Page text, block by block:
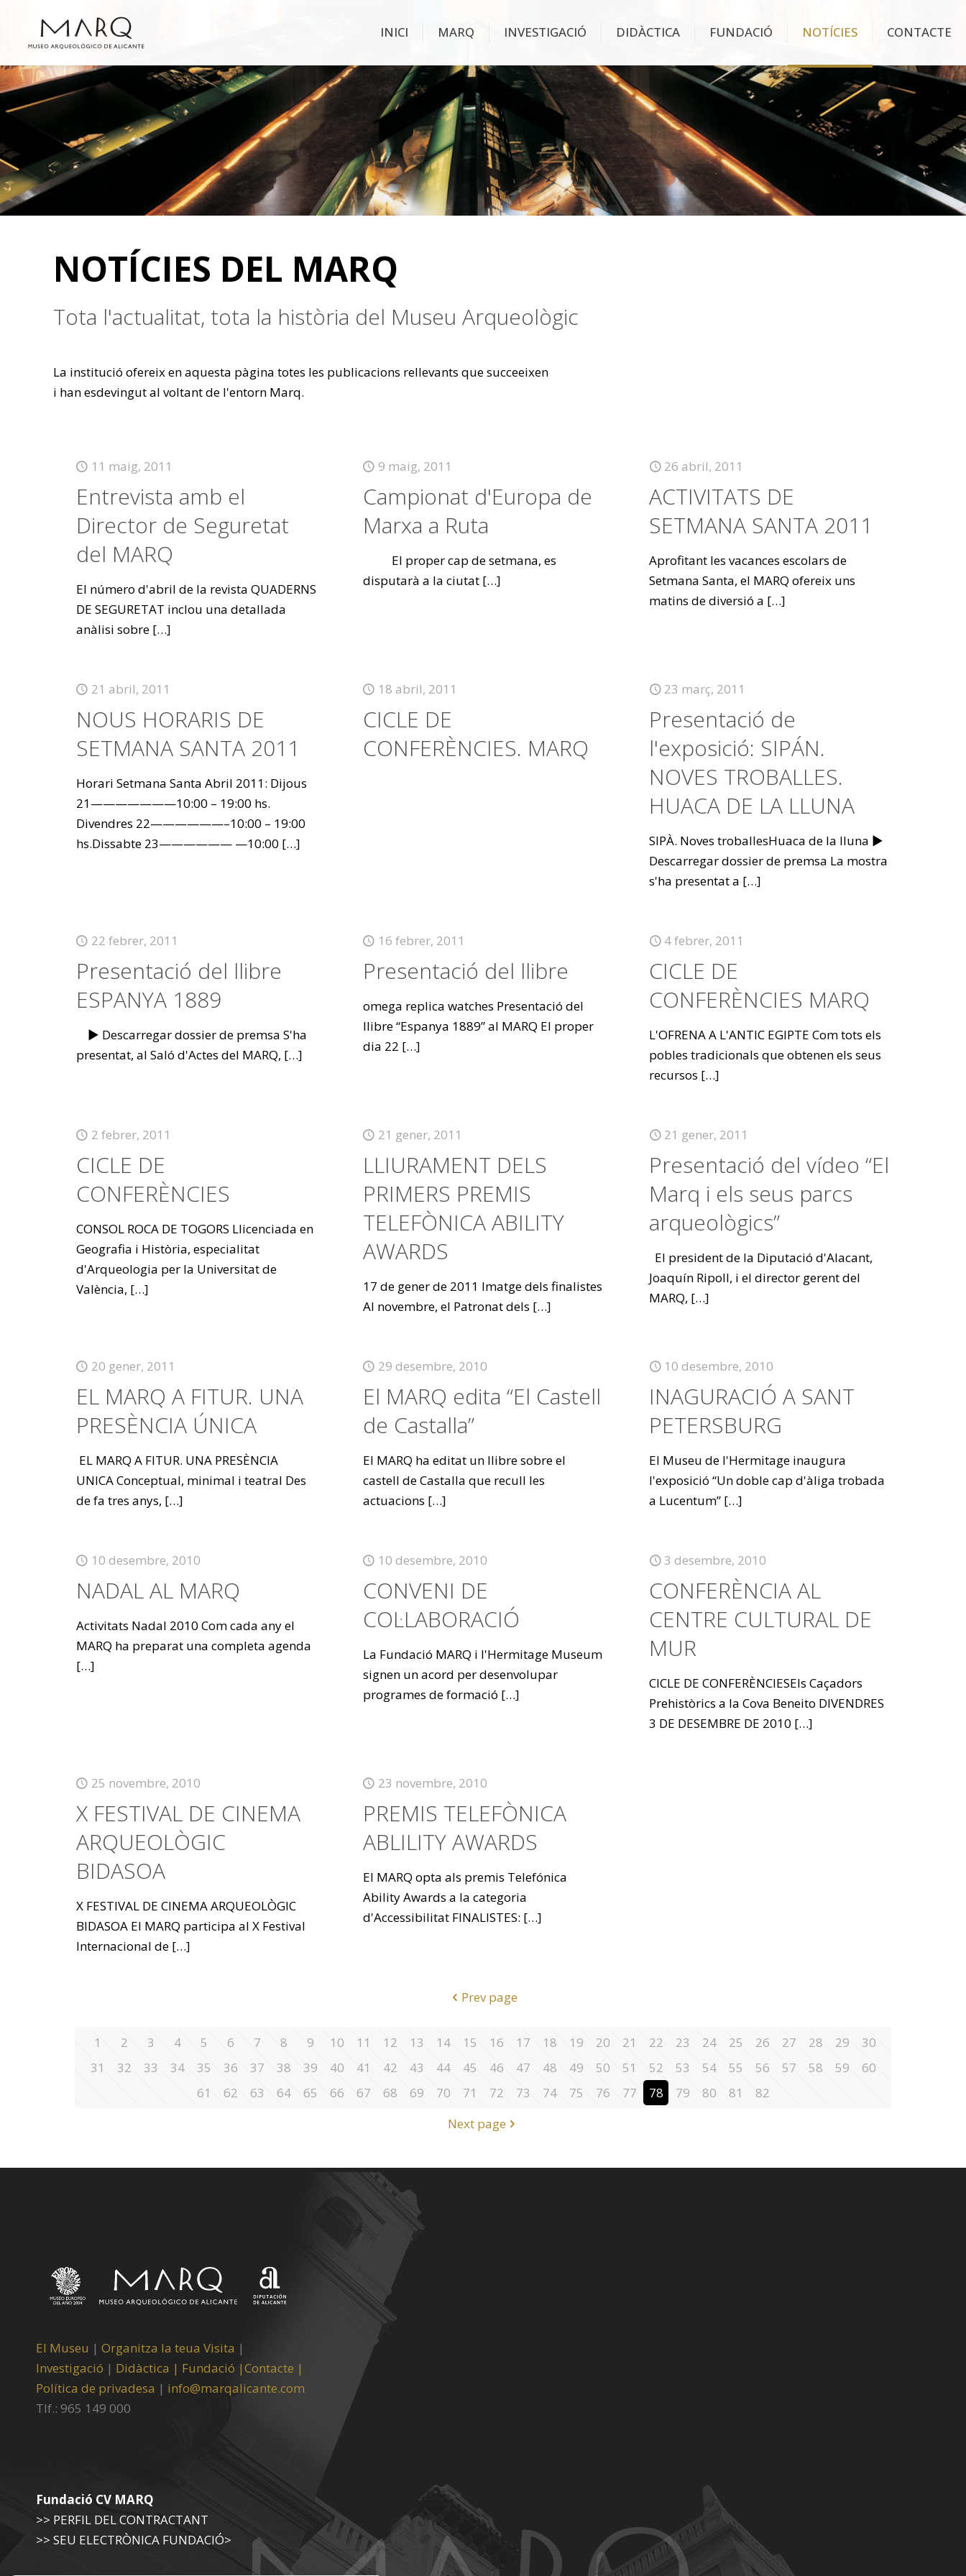
INICI MARQ INVESTIGACIÓ DIDÀCTICA FUNDACIÓ NOTÍCIES CONTACTE
NOTÍCIES DEL MARQ
Tota l'actualitat, tota la història del Museu Arqueològic
La institució ofereix en aquesta pàgina totes les publicacions rellevants que succeeixen
i han esdevingut al voltant de l'entorn Marq.
11 maig, 2011
Entrevista amb el
Director de Seguretat
del MARQ
El número d'abril de la revista QUADERNS
DE SEGURETAT inclou una detallada
anàlisi sobre[…]
9 maig, 2011
Campionat d'Europa de
Marxa a Ruta
El proper cap de setmana, es
disputarà a la ciutat[…]
26 abril, 2011
ACTIVITATS DE
SETMANA SANTA 2011
Aprofitant les vacances escolars de
Setmana Santa, el MARQ ofereix uns
matins de diversió a […]
21 abril, 2011
NOUS HORARIS DE
SETMANA SANTA 2011
Horari Setmana Santa Abril 2011: Dijous
21———————10:00 – 19:00 hs.
Divendres 22——————–10:00 – 19:00
hs.Dissabte 23—————— —10:00 […]
18 abril, 2011
CICLE DE
CONFERÈNCIES. MARQ
23 març, 2011
Presentació de
l'exposició: SIPÁN.
NOVES TROBALLES.
HUACA DE LA LLUNA
SIPÀ. Noves troballesHuaca de la lluna ►
Descarregar dossier de premsa La mostra
s'ha presentat a […]
22 febrer, 2011
Presentació del llibre
ESPANYA 1889
► Descarregar dossier de premsa S'ha
presentat, al Saló d'Actes del MARQ, […]
16 febrer, 2011
Presentació del llibre
omega replica watches Presentació del
llibre “Espanya 1889” al MARQ El proper
dia 22 […]
4 febrer, 2011
CICLE DE
CONFERÈNCIES MARQ
L'OFRENA A L'ANTIC EGIPTE Com tots els
pobles tradicionals que obtenen els seus
recursos […]
2 febrer, 2011
CICLE DE
CONFERÈNCIES
CONSOL ROCA DE TOGORS Llicenciada en
Geografia i Història, especialitat
d'Arqueologia per la Universitat de
València, […]
21 gener, 2011
LLIURAMENT DELS
PRIMERS PREMIS
TELEFÒNICA ABILITY
AWARDS
17 de gener de 2011 Imatge dels finalistes
Al novembre, el Patronat dels […]
21 gener, 2011
Presentació del vídeo “El
Marq i els seus parcs
arqueològics”
El president de la Diputació d'Alacant,
Joaquín Ripoll, i el director gerent del
MARQ, […]
20 gener, 2011
EL MARQ A FITUR. UNA
PRESÈNCIA ÚNICA
EL MARQ A FITUR. UNA PRESÈNCIA
UNICA Conceptual, minimal i teatral Des
de fa tres anys, […]
29 desembre, 2010
El MARQ edita “El Castell
de Castalla”
El MARQ ha editat un llibre sobre el
castell de Castalla que recull les
actuacions […]
10 desembre, 2010
INAGURACIÓ A SANT
PETERSBURG
El Museu de l'Hermitage inaugura
l'exposició “Un doble cap d'àliga trobada
a Lucentum” […]
10 desembre, 2010
NADAL AL MARQ
Activitats Nadal 2010 Com cada any el
MARQ ha preparat una completa agenda
[…]
10 desembre, 2010
CONVENI DE
COL·LABORACIÓ
La Fundació MARQ i l'Hermitage Museum
signen un acord per desenvolupar
programes de formació […]
3 desembre, 2010
CONFERÈNCIA AL
CENTRE CULTURAL DE
MUR
CICLE DE CONFERÈNCIESEls Caçadors
Prehistòrics a la Cova Beneito DIVENDRES
3 DE DESEMBRE DE 2010 […]
25 novembre, 2010
X FESTIVAL DE CINEMA
ARQUEOLÒGIC
BIDASOA
X FESTIVAL DE CINEMA ARQUEOLÒGIC
BIDASOA El MARQ participa al X Festival
Internacional de[…]
23 novembre, 2010
PREMIS TELEFÒNICA
ABLILITY AWARDS
El MARQ opta als premis Telefónica
Ability Awards a la categoria
d'Accessibilitat FINALISTES: […]
Prev page
1 2 3 4 5 6 7 8 9 10 11 12 13 14 15 16 17 18 19 20 21 22 23 24 25 26 27 28 29
30
31
32 33 34 35 36 37 38 39 40 41 42 43 44 45 46 47 48 49 50 51 52 53 54 55 56 57 58 59
60
61
62 63 64 65 66 67 68 69 70 71 72 73 74 75 76 77 78 79 80 81
82
Next page
El Museu | Organitza la teua Visita |
Investigació | Didàctica | Fundació |Contacte |
Política de privadesa | info@marqalicante.com
Tlf.: 965 149 000
Fundació CV MARQ
>> PERFIL DEL CONTRACTANT
>> SEU ELECTRÒNICA FUNDACIÓ>